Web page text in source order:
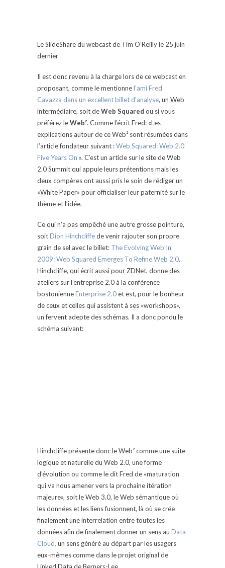
Le SlideShare du webcast de Tim O’Reilly le 25 juin
dernier
Il est donc revenu à la charge lors de ce webcast en
proposant, comme le mentionnel’ami Fred
Cavazza dans un excellent billet d’analyse, un Web
intermédiaire, soit deWeb Squared ou si vous
préférez leWeb². Comme l’écrit Fred: «Les
explications autour de ce Web² sont résumées dans
l’article fondateur suivant :Web Squared: Web 2.0
Five Years On ». C’est un article sur le site de Web
2.0 Summit qui appuie leurs prétentions mais les
deux compères ont aussi pris le soin de rédiger un
«White Paper» pour officialiser leur paternité sur le
thème et l’idée.
Ce qui n’a pas empêché une autre grosse pointure,
soitDion Hinchcliffede venir rajouter son propre
grain de sel avec le billet: The Evolving Web In
2009: Web Squared Emerges To Refine Web 2.0.
Hinchcliffe, qui écrit aussi pour ZDNet, donne des
ateliers sur l’entreprise 2.0 à la conférence
bostonienneEnterprise 2.0et est, pour le bonheur
de ceux et celles qui assistent à ses «workshops»,
un fervent adepte des schémas. Il a donc pondu le
schéma suivant:
Hinchcliffe présente donc le Web² comme une suite
logique et naturelle du Web 2.0, une forme
d’évolution ou comme le dit Fred de «maturation
qui va nous amener vers la prochaine itération
majeure», soit le Web 3.0, le Web sémantique où
les données et les liens fusionnent, là où se crée
finalement une interrelation entre toutes les
données afin de finalement donner un sens au Data
Cloud, un sens généré au départ par les usagers
eux-mêmes comme dans le projet original de